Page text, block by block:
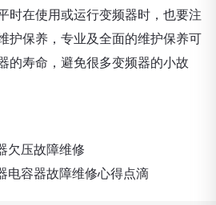
时在使用或运行变频器时，也要注
护保养，专业及全面的维护保养可
的寿命，避免很多变频器的小故
欠压故障维修
电容器故障维修心得点滴